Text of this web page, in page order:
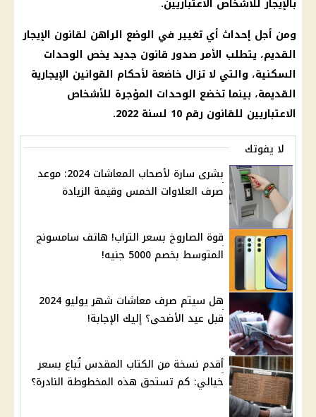
بالإيجار للأشخاص الاعتباريين.
ومن أجل إحداث أي تغيير في الوضع الراهن لقانون الإيجار
القديم، يتطلب الأمر صدور قانون جديد يخص الوحدات
السكنية، والتي لا تزال خاضعة لأحكام القوانين الإيجارية
القديمة، بينما تخضع الوحدات المؤجرة للأشخاص
الاعتباريين للقانون رقم 10 لسنة 2022.
لا يفوتك
بشرى سارة لأصحاب المعاشات 2024: موعد
صرف العلاوات الخمس وقيمة الزيادة
قوة الصاروخ بسعر التراب! هاتف سامسونج
المتوسط بخصم 5000 جنيه!
هل سيتم صرف معاشات شهر يوليو 2024
قبل عيد الأضحى؟ إليك الإجابة!
أقدم نسخة من الكتاب المقدس تُباع بسعر
خيالي: كم تستحق هذه المخطوطة النادرة؟